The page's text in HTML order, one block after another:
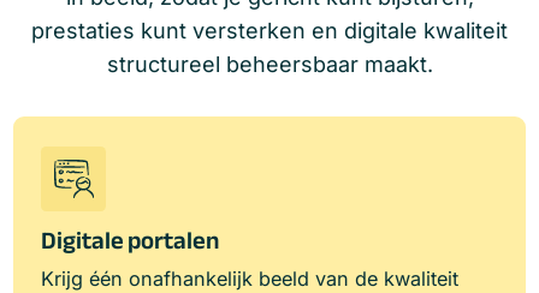
prestaties kunt versterken en digitale kwaliteit
structureel beheersbaar maakt.
Digitale portalen
Krijg één onafhankelijk beeld van de kwaliteit